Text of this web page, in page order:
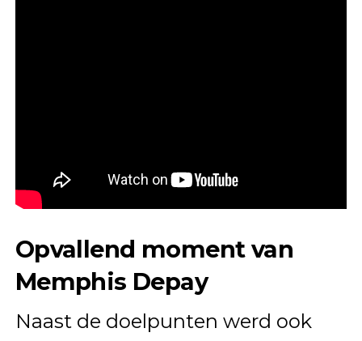
Opvallend moment van
Memphis Depay
Naast de doelpunten werd ook